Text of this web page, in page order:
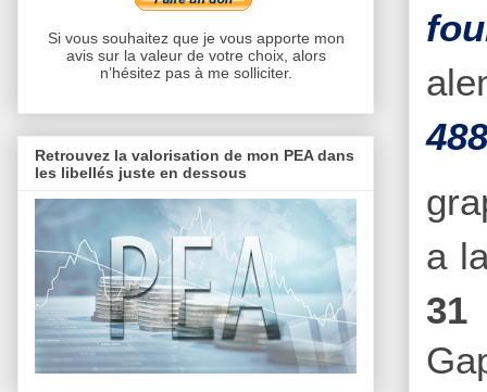
a
31
Si vous souhaitez que je vous apporte mon
avis sur la valeur de votre choix, alors
n’hésitez pas à me solliciter.
Retrouvez la valorisation de mon PEA dans
les libellés juste en dessous